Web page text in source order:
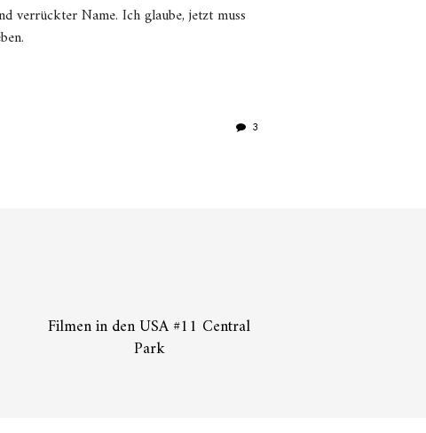
verrückter Name. Ich glaube, jetzt muss
3
Filmen in den USA #11 Central
Park